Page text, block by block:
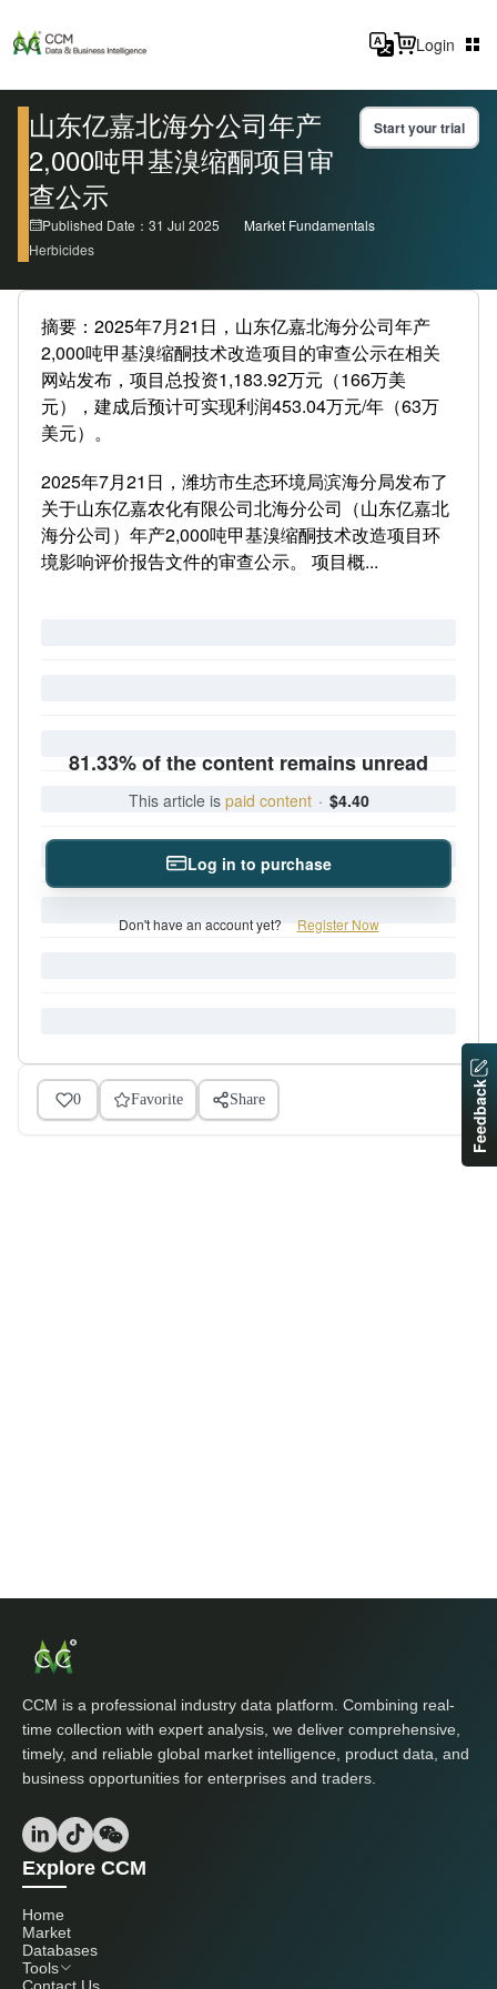
Login
山东亿嘉北海分公司年产
2,000吨甲基溴缩酮项目审
查公示
Start your trial
Published Date：31 Jul 2025
Market Fundamentals
Herbicides
摘要：2025年7月21日，山东亿嘉北海分公司年产
2,000吨甲基溴缩酮技术改造项目的审查公示在相关
网站发布，项目总投资1,183.92万元（166万美
元），建成后预计可实现利润453.04万元/年（63万
美元）。
2025年7月21日，潍坊市生态环境局滨海分局发布了
关于山东亿嘉农化有限公司北海分公司（山东亿嘉北
海分公司）年产2,000吨甲基溴缩酮技术改造项目环
境影响评价报告文件的审查公示。 项目概...
81.33% of the content remains unread
This article is paid content · $4.40
Log in to purchase
Don't have an account yet? Register Now
0 Favorite Share
CCM is a professional industry data platform. Combining real-
time collection with expert analysis, we deliver comprehensive,
timely, and reliable global market intelligence, product data, and
business opportunities for enterprises and traders.
Explore CCM
Home
Market
Databases
Tools
Feedback